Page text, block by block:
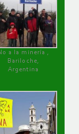
a la minería ,
Bariloche,
Argentina